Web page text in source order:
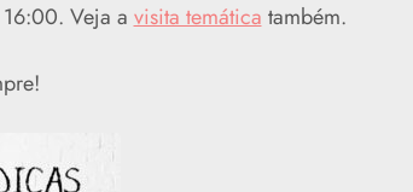
Veja a visita temática também.